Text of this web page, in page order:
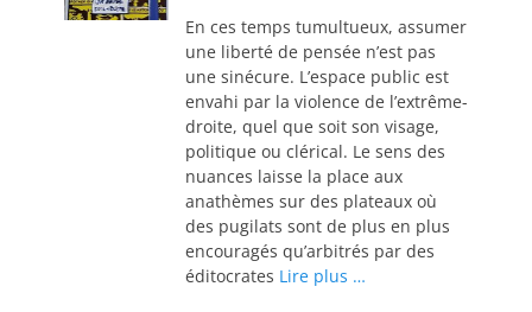
En ces temps tumultueux, assumer
une liberté de pensée n’est pas
une sinécure. L’espace public est
envahi par la violence de l’extrême-
droite, quel que soit son visage,
politique ou clérical. Le sens des
nuances laisse la place aux
anathèmes sur des plateaux où
des pugilats sont de plus en plus
encouragés qu’arbitrés par des
éditocrates Lire plus …